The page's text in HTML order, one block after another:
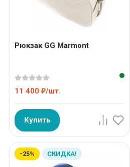
Рюкзак GG Marmont
11 400 ₽/шт.
Купить
-25% СКИДКА!